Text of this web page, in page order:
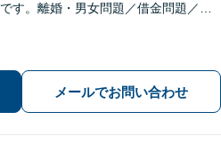
です。離婚・男女問題／借金問題／刑
メールでお問い合わせ